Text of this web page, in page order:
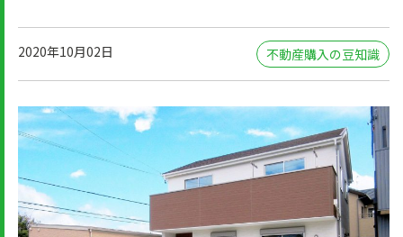
2020年10月02日 不動産購入の豆知識